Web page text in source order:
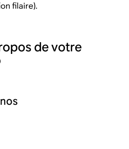
filaire).
de votre